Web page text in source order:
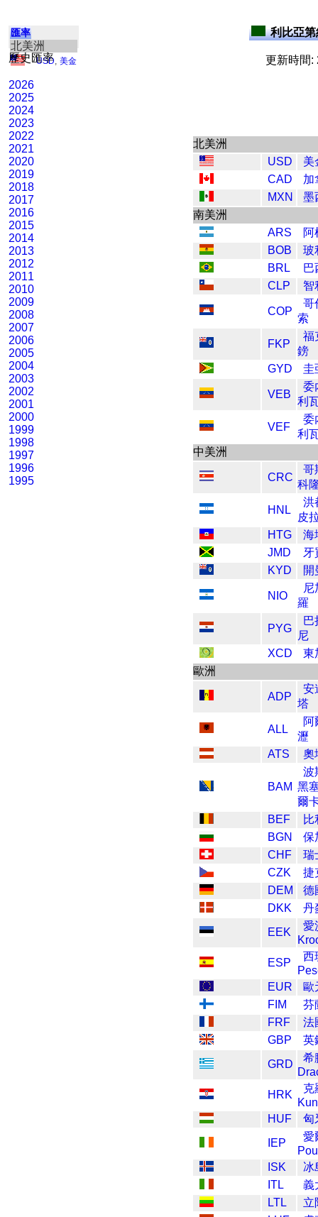
匯率
北美洲
USD 美金
歷史匯率
2026
2025
2024
2023
2022
2021
2020
2019
2018
2017
2016
2015
2014
2013
2012
2011
2010
2009
2008
2007
2006
2005
2004
2003
2002
2001
2000
1999
1998
1997
1996
1995
利比亞
更新時間:
北美洲
USD
美
CAD
加
MXN
墨
南美洲
ARS
阿
BOB
玻
BRL
巴
CLP
智
COP
哥
索
FKP
福
鎊
GYD
圭
VEB
委
利
VEF
委
利
中美洲
CRC
哥
科
HNL
洪
皮
HTG
海
JMD
牙
KYD
開
NIO
尼
羅
PYG
巴
尼
XCD
東
歐洲
ADP
安
塔
ALL
阿
瀝
ATS
奧
BAM
波
黑
爾
BEF
比
BGN
保
CHF
瑞
CZK
捷
DEM
德
DKK
丹
EEK
愛
ESP
西
EUR
歐
FIM
芬
FRF
法
GBP
英
GRD
希
HRK
克
HUF
匈
IEP
愛
ISK
冰
ITL
義
LTL
立